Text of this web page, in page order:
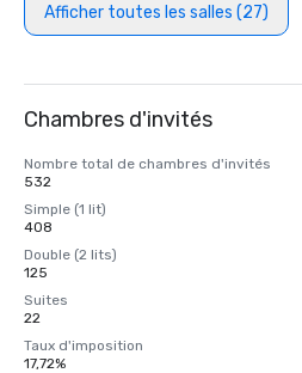
Afficher toutes les salles (27)
Chambres d'invités
Nombre total de chambres d'invités
532
Simple (1 lit)
408
Double (2 lits)
125
Suites
22
Taux d'imposition
17,72%